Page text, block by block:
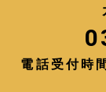
・当
利用
・お
・お
電話受付時